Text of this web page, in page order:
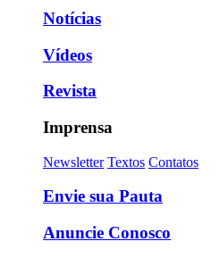
Notícias
Vídeos
Revista
Imprensa
Newsletter Textos Contatos
Envie sua Pauta
Anuncie Conosco